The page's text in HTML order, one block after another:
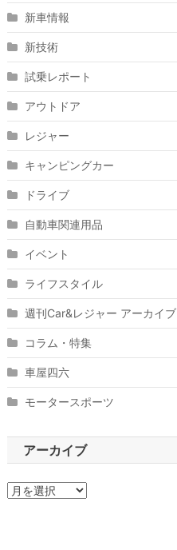
新車情報
新技術
試乗レポート
アウトドア
レジャー
キャンピングカー
ドライブ
自動車関連用品
イベント
ライフスタイル
週刊Car&レジャー アーカイブ
コラム・特集
車屋四六
モータースポーツ
アーカイブ
ア